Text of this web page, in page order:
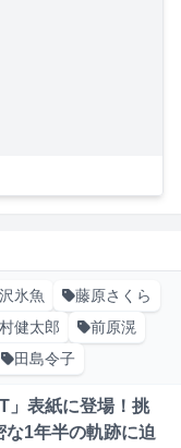
氷魚
藤原さくら
健太郎
前原滉
田島令子
」表紙に登場！挑
1年半の軌跡に迫